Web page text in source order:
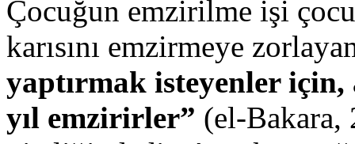
Çocuğun emzirilme işi
karısını emzirmeye
yaptırmak isteyenler
yıl emzirirler” (el-Bakara,